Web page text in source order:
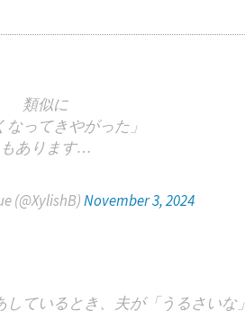
類似に
なってきやがった」
もあります…
(@XylishB)November 3, 2024
ているとき、夫が「うるさいな